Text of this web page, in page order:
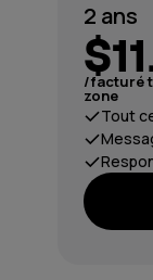
2 ans
/facturé
zone
Tout